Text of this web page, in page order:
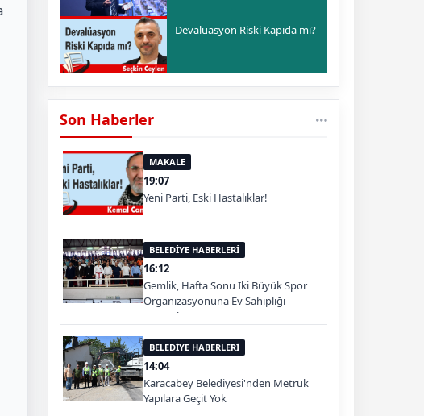
Devalüasyon Riski Kapıda mı?
Son Haberler
MAKALE
19:07
Yeni Parti, Eski Hastalıklar!
BELEDİYE HABERLERİ
16:12
Gemlik, Hafta Sonu İki Büyük Spor
Organizasyonuna Ev Sahipliği
Yapacak
BELEDİYE HABERLERİ
14:04
Karacabey Belediyesi'nden Metruk
Yapılara Geçit Yok